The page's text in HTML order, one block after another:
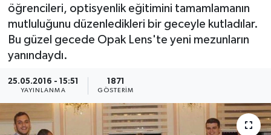
öğrencileri, optisyenlik eğitimini tamamlamanın
mutluluğunu düzenledikleri bir geceyle kutladılar.
Bu güzel gecede Opak Lens'te yeni mezunların
yanındaydı.
25.05.2016 - 15:51
YAYINLANMA
1871
GÖSTERIM
Son Dakika Haberleri
Haber Arşivi